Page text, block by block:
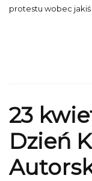
protestu wobec
23
Dzień